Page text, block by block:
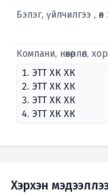
Бэлэг, үйлчилгээ , өв
Компани, нөхөрлөл,
1. ЭТТ ХК ХК
2. ЭТТ ХК ХК
3. ЭТТ ХК ХК
4. ЭТТ ХК ХК
Хэрхэн